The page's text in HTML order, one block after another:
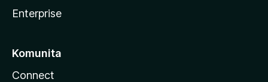
Enterprise
Komunita
Connect